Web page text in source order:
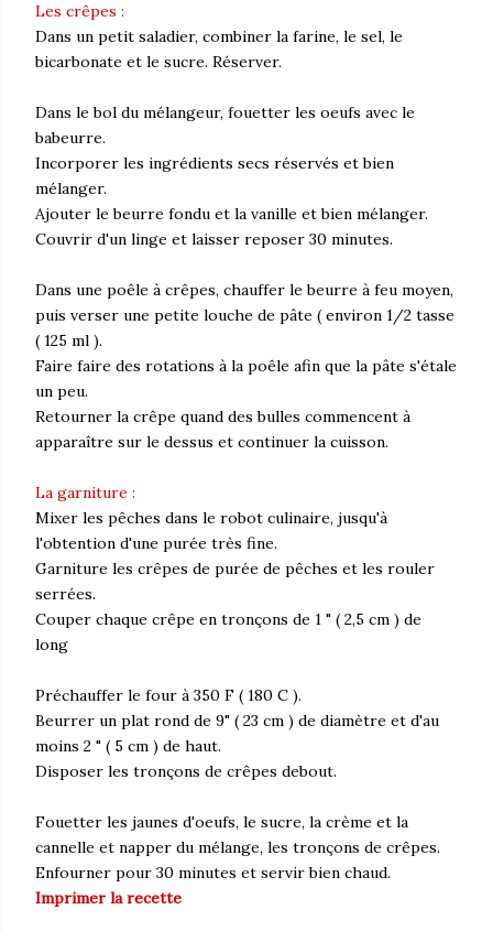
Les crêpes :
Dans un petit saladier, combiner la farine, le sel, le
bicarbonate et le sucre. Réserver.
Dans le bol du mélangeur, fouetter les oeufs avec le
babeurre.
Incorporer les ingrédients secs réservés et bien
mélanger.
Ajouter le beurre fondu et la vanille et bien mélanger.
Couvrir d'un linge et laisser reposer 30 minutes.
Dans une poêle à crêpes, chauffer le beurre à feu moyen,
puis verser une petite louche de pâte ( environ 1/2 tasse
( 125 ml ).
Faire faire des rotations à la poêle afin que la pâte s'étale
un peu.
Retourner la crêpe quand des bulles commencent à
apparaître sur le dessus et continuer la cuisson.
La garniture :
Mixer les pêches dans le robot culinaire, jusqu'à
l'obtention d'une purée très fine.
Garniture les crêpes de purée de pêches et les rouler
serrées.
Couper chaque crêpe en tronçons de 1 " ( 2,5 cm ) de
long
Préchauffer le four à 350 F ( 180 C ).
Beurrer un plat rond de 9" ( 23 cm ) de diamètre et d'au
moins 2 " ( 5 cm ) de haut.
Disposer les tronçons de crêpes debout.
Fouetter les jaunes d'oeufs, le sucre, la crème et la
cannelle et napper du mélange, les tronçons de crêpes.
Enfourner pour 30 minutes et servir bien chaud.
Imprimer la recette